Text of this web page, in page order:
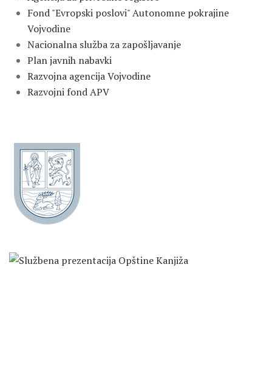
Fond "Evropski poslovi" Autonomne pokrajine
Vojvodine
Nacionalna služba za zapošljavanje
Plan javnih nabavki
Razvojna agencija Vojvodine
Razvojni fond APV